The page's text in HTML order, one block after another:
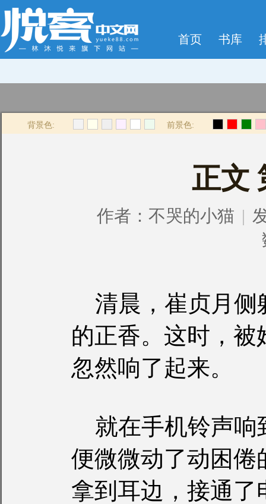
首页 书库
背景色: 前景色:
正文
作者： 不哭的小猫 |
清晨，崔贞月侧
的正香。这时，
忽然响了起来。
就在手机铃声响
便微微动了动困倦
拿到耳边，接通了